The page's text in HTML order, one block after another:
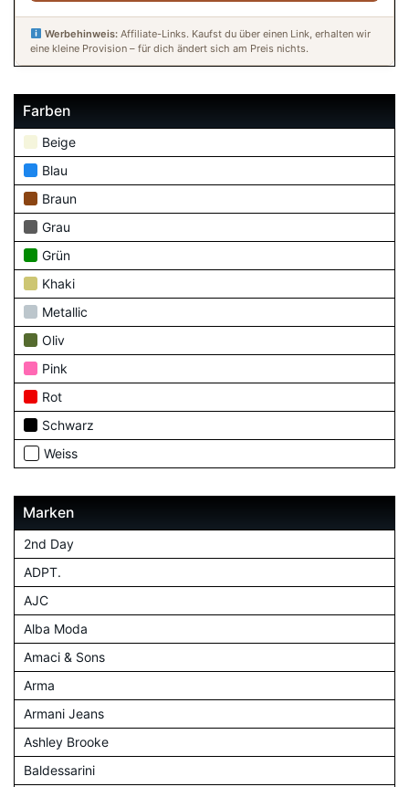
Werbehinweis:Affiliate-Links. Kaufst du über einen Link, erhalten wir
eine kleine Provision – für dich ändert sich am Preis nichts.
Farben
Beige
Blau
Braun
Grau
Grün
Khaki
Metallic
Oliv
Pink
Rot
Schwarz
Weiss
Marken
2nd Day
ADPT.
AJC
Alba Moda
Amaci & Sons
Arma
Armani Jeans
Ashley Brooke
Baldessarini